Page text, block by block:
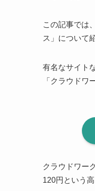
この記事では
ス」について
有名なサイト
「クラウド
クラウドワー
120円という